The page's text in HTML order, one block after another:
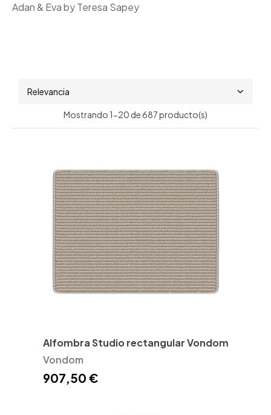
Adan & Eva by Teresa Sapey
Relevancia
Mostrando 1-20 de 687 producto(s)
Alfombra Studio rectangular Vondom
Vondom
907,50 €